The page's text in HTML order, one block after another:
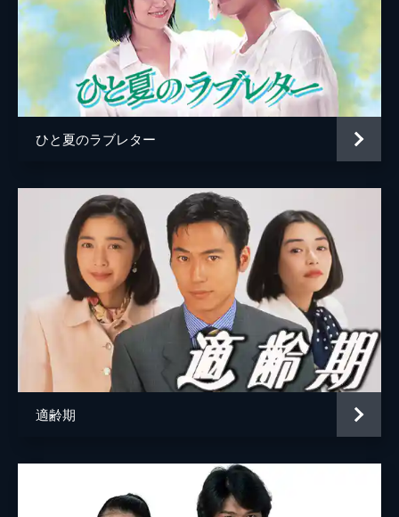
し､もう1人の社員･直(筒井道隆)が出勤して
こない｡
#5 取り立て屋の恋
いよいよ"立花金融"が営業を開始した｡しか
し､ゆき(小泉今日子)は邦彦(真田広之)と直(筒
井道隆)が連れてきた大口の客を平気で断っ
#6 君を抱きたい
邦彦(真田広之)が帰宅すると､待ち構えていた
家出中の妻･通子(斉藤慶子)からいきなり離婚
話を切り出される｡なんとか話を丸めようと
する邦彦だが･･･｡
#7 情事
酒に酔った勢いで男と女の関係になってしま
ったゆき(小泉今日子)と邦彦(真田広之)｡翌朝
すぐ直(筒井道隆)に知られてしまい､気まずく
47分
ゆき(小泉今日子)と邦彦(真田広之)は直(筒井
道隆)を伴い､築地の魚河岸を訪問した｡直が
持ってきた大口融資先である水産会社との交
伊東四朗
生野慈朗
竹之下寛次
脚本 池端俊策
ひと夏のラブレター
適齢期